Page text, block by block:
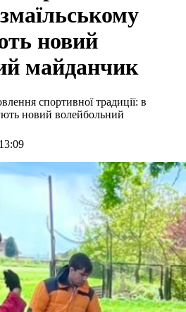
новий
майданчик
спортивної традиції: в
новий волейбольний